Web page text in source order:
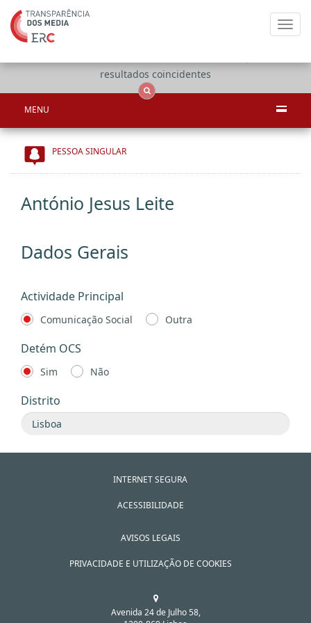
resultados coincidentes
MENU
PESSOA SINGULAR
António Jesus Leite
Dados Gerais
Actividade Principal
Comunicação Social Outra
Detém OCS
Sim Não
Distrito
INTERNET SEGURA
ACESSIBILIDADE
AVISOS LEGAIS
PRIVACIDADE E UTILIZAÇÃO DE COOKIES
Avenida 24 de Julho 58,